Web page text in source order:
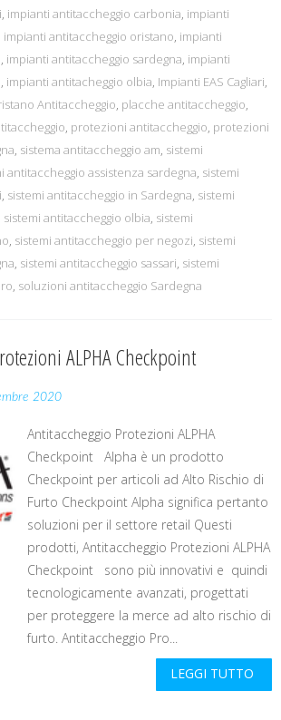
, impianti antitaccheggio carbonia, impianti
impianti antitaccheggio oristano, impianti
, impianti antitaccheggio sardegna, impianti
, impianti antitacheggio olbia, Impianti EAS Cagliari,
Antitaccheggio, placche antitaccheggio,
, protezioni antitaccheggio, protezioni
, sistema antitaccheggio am, sistemi
antitaccheggio assistenza sardegna, sistemi
, sistemi antitaccheggio in Sardegna, sistemi
sistemi antitaccheggio olbia, sistemi
, sistemi antitaccheggio per negozi, sistemi
, sistemi antitaccheggio sassari, sistemi
, soluzioni antitaccheggio Sardegna
ALPHA Checkpoint
2020
Antitaccheggio Protezioni ALPHA
Checkpoint Alpha è un prodotto
Checkpoint per articoli ad Alto Rischio di
Furto Checkpoint Alpha significa pertanto
soluzioni per il settore retail Questi
prodotti, Antitaccheggio Protezioni ALPHA
Checkpoint sono più innovativi e quindi
tecnologicamente avanzati, progettati
per proteggere la merce ad alto rischio di
furto. Antitaccheggio Pro...
LEGGI TUTTO